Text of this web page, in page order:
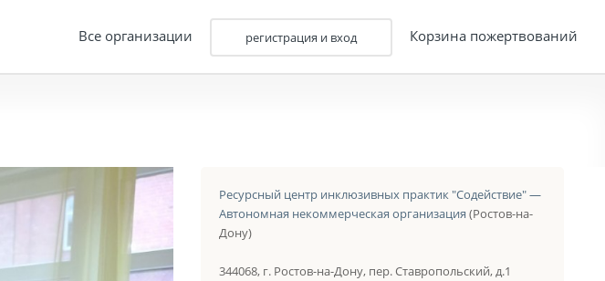
Все организации регистрация и вход Корзина пожертвований
Ресурсный центр инклюзивных практик "Содействие" —
Автономная некоммерческая организация (Ростов-на-
Дону)
344068, г. Ростов-на-Дону, пер. Ставропольский, д.1